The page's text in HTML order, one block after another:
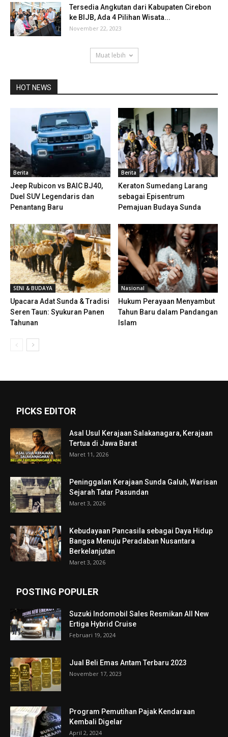
Tersedia Angkutan dari Kabupaten Cirebon
ke BIJB, Ada 4 Pilihan Wisata...
November 22, 2023
Muat lebih
HOT NEWS
Berita
Jeep Rubicon vs BAIC BJ40,
Duel SUV Legendaris dan
Penantang Baru
Berita
Keraton Sumedang Larang
sebagai Episentrum
Pemajuan Budaya Sunda
SENI & BUDAYA
Upacara Adat Sunda & Tradisi
Seren Taun: Syukuran Panen
Tahunan
Nasional
Hukum Perayaan Menyambut
Tahun Baru dalam Pandangan
Islam
PICKS EDITOR
Asal Usul Kerajaan Salakanagara, Kerajaan
Tertua di Jawa Barat
Maret 11, 2026
Peninggalan Kerajaan Sunda Galuh, Warisan
Sejarah Tatar Pasundan
Maret 3, 2026
Kebudayaan Pancasila sebagai Daya Hidup
Bangsa Menuju Peradaban Nusantara
Berkelanjutan
Maret 3, 2026
POSTING POPULER
Suzuki Indomobil Sales Resmikan All New
Ertiga Hybrid Cruise
Februari 19, 2024
Jual Beli Emas Antam Terbaru 2023
November 17, 2023
Program Pemutihan Pajak Kendaraan
Kembali Digelar
April 2, 2024